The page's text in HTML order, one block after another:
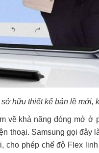
hữu thiết kế bản lề mới,
về khả năng đóng mở
thoại. Samsung gọi
cho phép chế độ Flex